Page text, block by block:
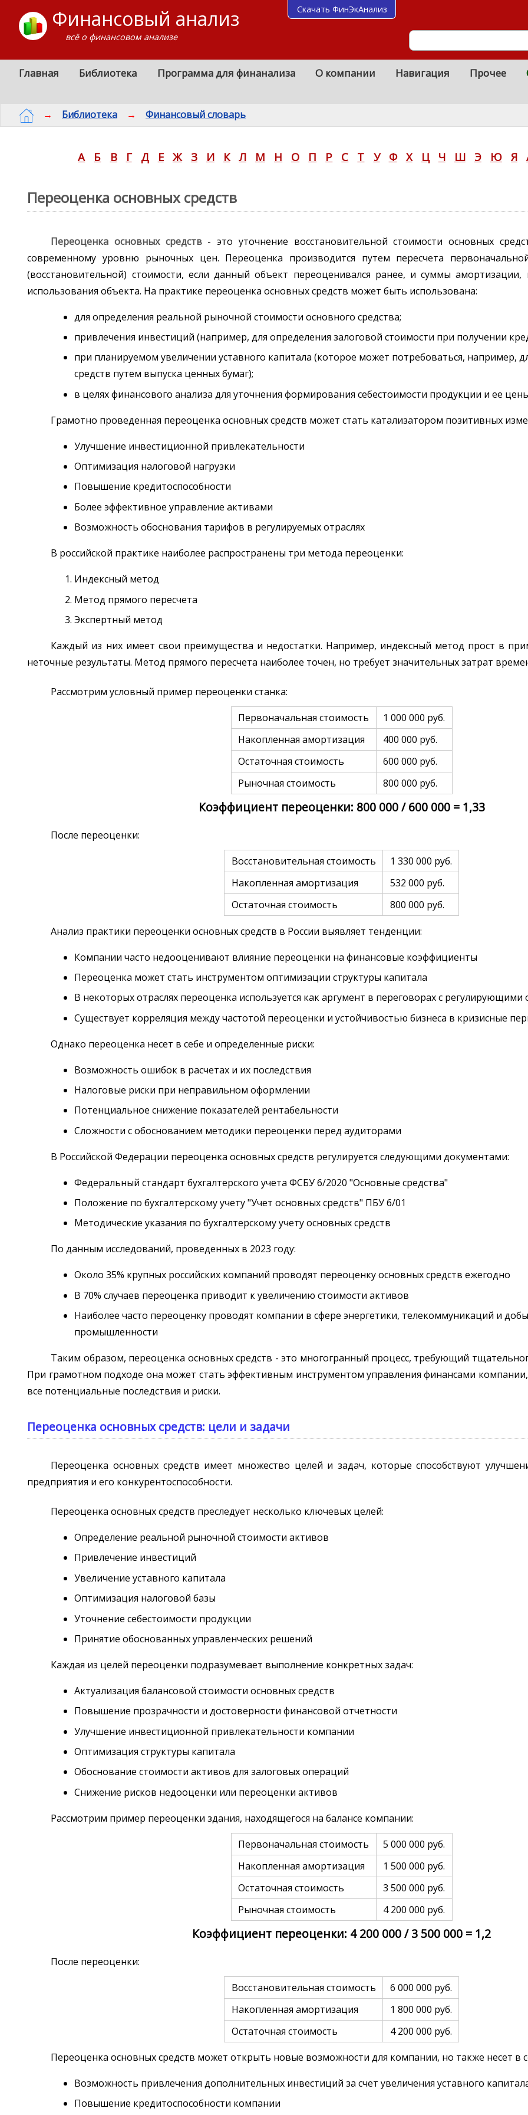
Финансовый анализ
всё о финансовом анализе
Главная Библиотека Программа для финанализа О компании Навигация Прочее
→ Библиотека → Финансовый словарь
А Б В Г Д Е Ж З И К Л М Н О П Р С Т У Ф Х Ц Ч Ш Э Ю Я
Переоценка основных средств
Переоценка основных средств- это уточнение восстановительной стоимости основных
современному уровню рыночных цен. Переоценка производится путем пересчета
(восстановительной) стоимости, если данный объект переоценивался ранее, и суммы амортизации,
использования объекта. На практике переоценка основных средств может быть использована:
для определения реальной рыночной стоимости основного средства;
привлечения инвестиций (например, для определения залоговой стоимости при получении
при планируемом увеличении уставного капитала (которое может потребоваться, например,
средств путем выпуска ценных бумаг);
в целях финансового анализа для уточнения формирования себестоимости продукции и ее
Грамотно проведенная переоценка основных средств может стать катализатором позитивных
Улучшение инвестиционной привлекательности
Оптимизация налоговой нагрузки
Повышение кредитоспособности
Более эффективное управление активами
Возможность обоснования тарифов в регулируемых отраслях
В российской практике наиболее распространены три метода переоценки:
Индексный метод
Метод прямого пересчета
Экспертный метод
Каждый из них имеет свои преимущества и недостатки. Например, индексный метод прост в
неточные результаты. Метод прямого пересчета наиболее точен, но требует значительных затрат
Рассмотрим условный пример переоценки станка:
Первоначальная стоимость
1 000 000 руб.
Накопленная амортизация
400 000 руб.
Остаточная стоимость
600 000 руб.
Рыночная стоимость
800 000 руб.
Коэффициент переоценки: 800 000 / 600 000 = 1,33
После переоценки:
Восстановительная стоимость
1 330 000 руб.
Накопленная амортизация
532 000 руб.
Остаточная стоимость
800 000 руб.
Анализ практики переоценки основных средств в России выявляет тенденции:
Компании часто недооценивают влияние переоценки на финансовые коэффициенты
Переоценка может стать инструментом оптимизации структуры капитала
В некоторых отраслях переоценка используется как аргумент в переговорах с регулирующими
Существует корреляция между частотой переоценки и устойчивостью бизнеса в кризисные
Однако переоценка несет в себе и определенные риски:
Возможность ошибок в расчетах и их последствия
Налоговые риски при неправильном оформлении
Потенциальное снижение показателей рентабельности
Сложности с обоснованием методики переоценки перед аудиторами
В Российской Федерации переоценка основных средств регулируется следующими документами:
Федеральный стандарт бухгалтерского учета ФСБУ 6/2020 "Основные средства"
Положение по бухгалтерскому учету "Учет основных средств" ПБУ 6/01
Методические указания по бухгалтерскому учету основных средств
По данным исследований, проведенных в 2023 году:
Около 35% крупных российских компаний проводят переоценку основных средств ежегодно
В 70% случаев переоценка приводит к увеличению стоимости активов
Наиболее часто переоценку проводят компании в сфере энергетики, телекоммуникаций и
промышленности
Таким образом, переоценка основных средств - это многогранный процесс, требующий
При грамотном подходе она может стать эффективным инструментом управления финансами
все потенциальные последствия и риски.
Переоценка основных средств: цели и задачи
Переоценка основных средств имеет множество целей и задач, которые способствуют
предприятия и его конкурентоспособности.
Переоценка основных средств преследует несколько ключевых целей:
Определение реальной рыночной стоимости активов
Привлечение инвестиций
Увеличение уставного капитала
Оптимизация налоговой базы
Уточнение себестоимости продукции
Принятие обоснованных управленческих решений
Каждая из целей переоценки подразумевает выполнение конкретных задач:
Актуализация балансовой стоимости основных средств
Повышение прозрачности и достоверности финансовой отчетности
Улучшение инвестиционной привлекательности компании
Оптимизация структуры капитала
Обоснование стоимости активов для залоговых операций
Снижение рисков недооценки или переоценки активов
Рассмотрим пример переоценки здания, находящегося на балансе компании:
Первоначальная стоимость
5 000 000 руб.
Накопленная амортизация
1 500 000 руб.
Остаточная стоимость
3 500 000 руб.
Рыночная стоимость
4 200 000 руб.
Коэффициент переоценки: 4 200 000 / 3 500 000 = 1,2
После переоценки:
Восстановительная стоимость
6 000 000 руб.
Накопленная амортизация
1 800 000 руб.
Остаточная стоимость
4 200 000 руб.
Переоценка основных средств может открыть новые возможности для компании, но также несет в
Возможность привлечения дополнительных инвестиций за счет увеличения уставного
Повышение кредитоспособности компании
Скачать ФинЭкАнализ